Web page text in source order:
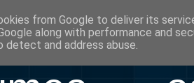
from Google to deliver its
along with performance and
and address abuse.